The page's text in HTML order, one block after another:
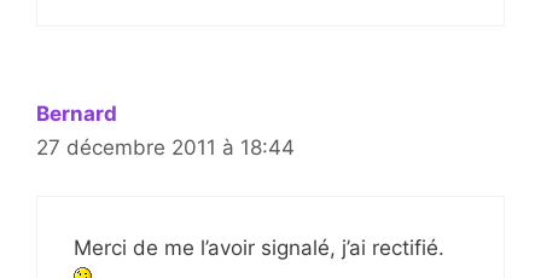
Bernard
27 décembre 2011 à 18:44
Merci de me l’avoir signalé, j’ai rectifié.